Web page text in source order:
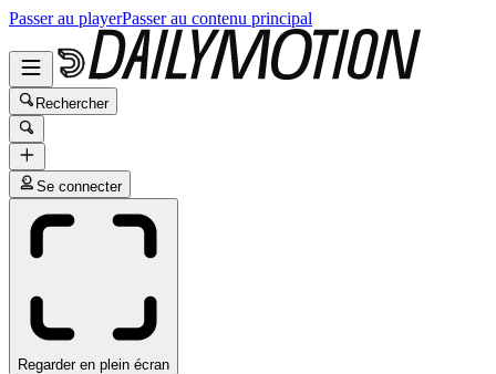
Passer au playerPasser au contenu principal
Rechercher
Se connecter
Regarder en plein écran